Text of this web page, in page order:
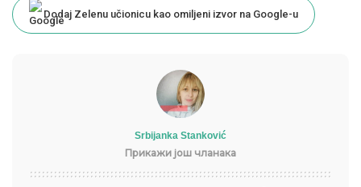
Dodaj Zelenu učionicu kao omiljeni izvor na Google-u
Srbijanka Stanković
Прикажи још чланака